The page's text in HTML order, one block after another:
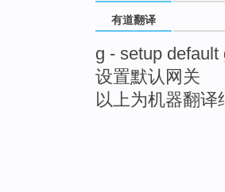
有道翻译
g - setup default
设置默认网关
以上为机器翻